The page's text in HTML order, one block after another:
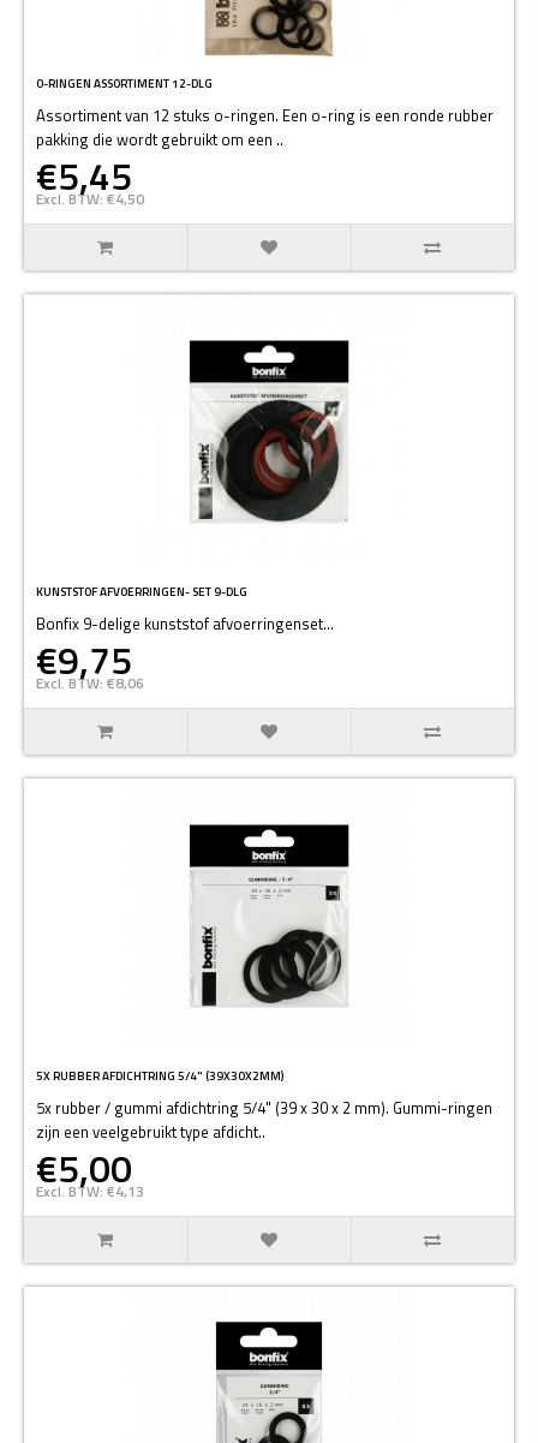
O-RINGEN ASSORTIMENT 12-DLG
Assortiment van 12 stuks o-ringen. Een o-ring is een ronde rubber
pakking die wordt gebruikt om een ..
€5,45
Excl. BTW: €4,50
KUNSTSTOF AFVOERRINGEN- SET 9-DLG
Bonfix 9-delige kunststof afvoerringenset...
€9,75
Excl. BTW: €8,06
5X RUBBER AFDICHTRING 5/4" (39X30X2MM)
5x rubber / gummi afdichtring 5/4" (39 x 30 x 2 mm). Gummi-ringen
zijn een veelgebruikt type afdicht..
€5,00
Excl. BTW: €4,13